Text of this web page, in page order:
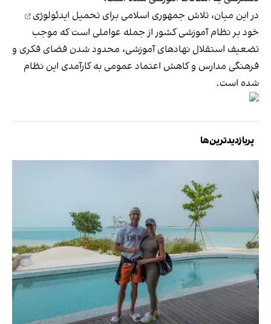
در این میان، تلاش جمهوری اسلامی برای تحمیل ایدئولوژی
خود بر نظام آموزشی کشور از جمله عواملی است که موجب
تضعیف استقلال نهادهای آموزشی، محدود شدن فضای فکری و
فرهنگی مدارس و کاهش اعتماد عمومی به کارآمدی این نظام
شده است.
پربازدیدترین‌ها